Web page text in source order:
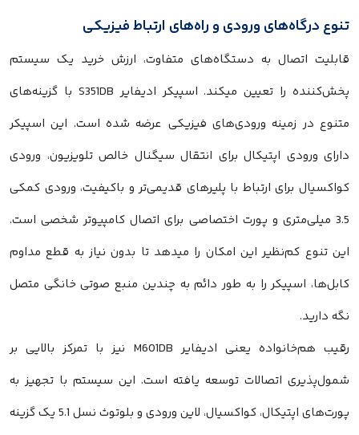
تنوع درگاه‌های ورودی و راه‌های ارتباط فیزیکی
قابلیت اتصال به دستگاه‌های متفاوت، ارزش خرید یک سیستم
پخش‌کننده را تعیین میکند. اسپیکر ادیفایر S351DB با گزینه‌های
متنوع در زمینه ورودی‌های فیزیکی عرضه شده است. این اسپیکر
دارای ورودی اپتیکال برای انتقال سیگنال خالص تلویزیون، ورودی
کواکسیال برای ارتباط با پلیرهای قدیمی‌تر و باکیفیت، ورودی کمکی
3.5 میلی‌متری و پورت اختصاصی برای اتصال کامپیوتر شخصی است.
این تنوع کم‌نظیر این امکان را میدهد تا بدون نیاز به قطع مداوم
کابل‌ها، اسپیکر را به طور دائم به چندین منبع صوتی خانگی متصل
نگه دارید.
رقیب هم‌خانواده یعنی ادیفایر M601DB نیز با تمرکز بالایی بر
شمول‌پذیری اتصالات توسعه یافته است. این سیستم با تجهیز به
پورت‌های اپتیکال، کواکسیال، لاین ورودی و بلوتوث نسل 5.1 یک گزینه